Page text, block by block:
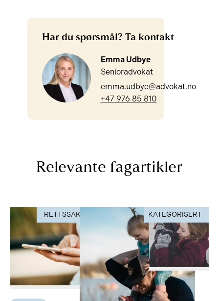
Har du spørsmål? Ta kontakt
Emma Udbye
Senioradvokat
emma.udbye@advokat.no
+47 976 85 810
Relevante fagartikler
RETTSSAK RETTSSAK
UKATEGORISERT
FAMILIE